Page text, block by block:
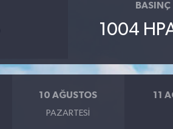
BASINÇ
1004
10 AĞUSTOS
PAZARTESI
11